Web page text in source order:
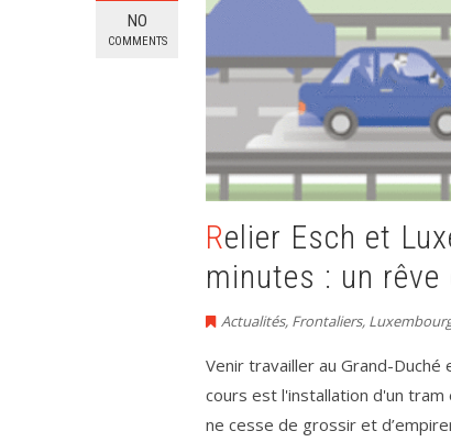
NO
COMMENTS
Relier Esch et Luxembourg en seulement 35
minutes : un
Actualités, Frontaliers,
Venir travailler au Grand-
cours est l'installation d'un tram
ne cesse de grossir et